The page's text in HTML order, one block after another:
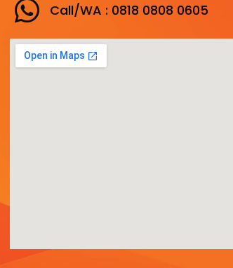
Call/WA : 0818 0808 0605